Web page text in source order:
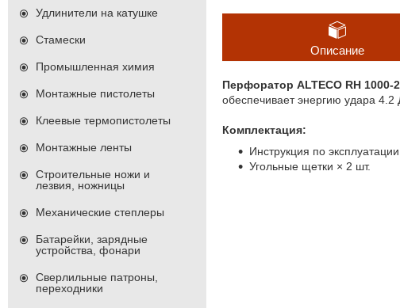
Описание
Перфоратор ALTECO RH 1000-
обеспечивает энергию удара
Комплектация:
Инструкция по
Угольные щетки × 2 шт.
Удлинители на катушке
Стамески
Промышленная химия
Монтажные пистолеты
Клеевые термопистолеты
Монтажные ленты
Строительные ножи и
лезвия, ножницы
Механические степлеры
Батарейки, зарядные
устройства, фонари
Сверлильные патроны,
переходники